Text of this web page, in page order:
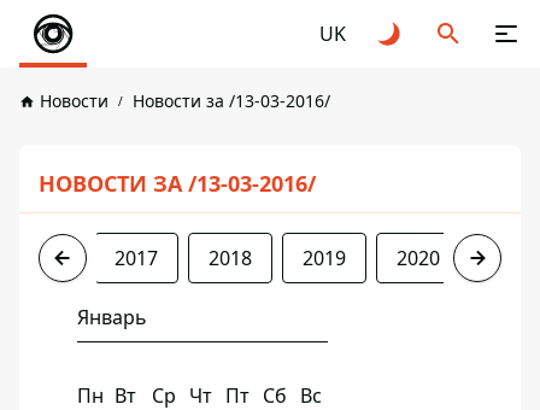
UK
Новости Новости за /13-03-2016/
НОВОСТИ ЗА /13-03-2016/
2016 2017 2018 2019 2020 2021
Январь
Пн Вт Ср Чт Пт Сб Вс